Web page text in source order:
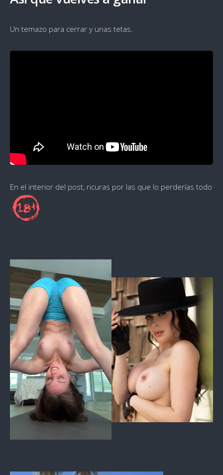
Un temazo para cerrar y unas tetas.
En el interior del post, ricuras por las que lo perderías todo